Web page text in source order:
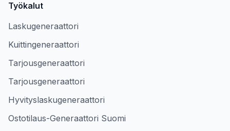
Työkalut
Laskugeneraattori
Kuittingeneraattori
Tarjousgeneraattori
Tarjousgeneraattori
Hyvityslaskugeneraattori
Ostotilaus-Generaattori Suomi